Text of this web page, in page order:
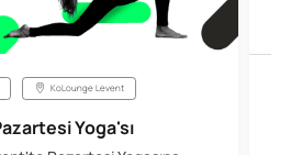
KoLounge Levent
Yoga'sı